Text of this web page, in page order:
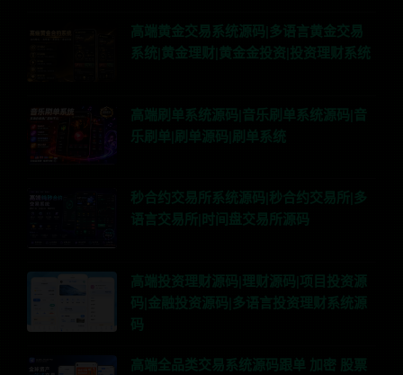
高端黄金交易系统源码|多语言黄金交易
系统|黄金理财|黄金金投资|投资理财系统
高端刷单系统源码|音乐刷单系统源码|音
乐刷单|刷单源码|刷单系统
秒合约交易所系统源码|秒合约交易所|多
语言交易所|时间盘交易所源码
高端投资理财源码|理财源码|项目投资源
码|金融投资源码|多语言投资理财系统源
码
高端全品类交易系统源码跟单 加密 股票